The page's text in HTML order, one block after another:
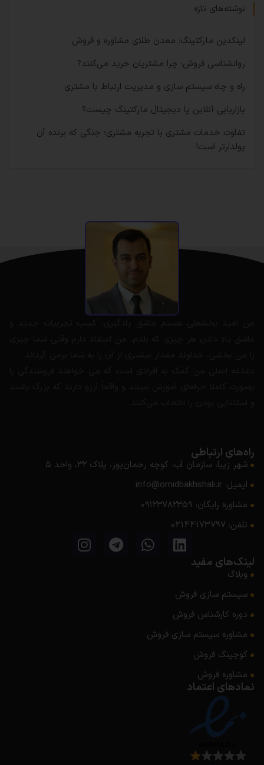
نوشته‌های تازه
لینکدین مارکتینگ: معدن طلای مشاوره و فروش
روانشناسی فروش: چرا مشتریان خرید می‌کنند؟
راه و چاه سیستم سازی و مدیریت ارتباط با مشتری
بازاریابی آنلاین یا دیجیتال مارکتینگ چیست؟
تفاوت خدمات مشتری با تجربه مشتری؛ جنگی که برنده آن
پولدارتر است!
راه‌های ارتباطی
شهر زیبا، سازمان آب، کوچه رحمان‌پور، پلاک ۳۲، واحد ۵
ایمیل: info@omidbakhshali.ir
مشاوره رایگان: ۰۹۱۲۳۷۸۲۳۵۹
تلفن: 02144173797
لینک‌های مفید
وبلاگ
سیستم سازی فروش
دوره کارشناس فروش
مشاوره سیستم‌ سازی فروش
کوچینگ فروش
مشاوره فروش
نمادهای اعتماد